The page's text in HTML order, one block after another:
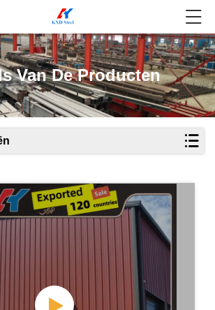
Van De Producten